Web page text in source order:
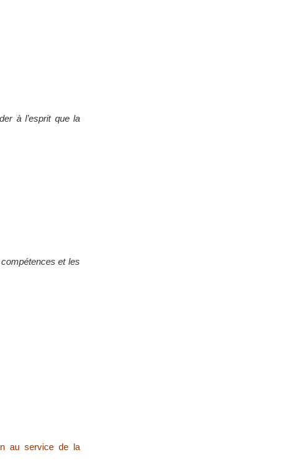
à l’esprit que la
et les
au service de la